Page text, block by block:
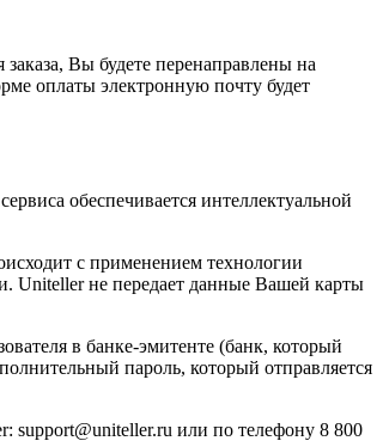
Вы будете перенаправлены на
оплаты электронную почту будет
обеспечивается интеллектуальной
с применением технологии
Uniteller не передает данные Вашей карты
в банке-эмитенте (банк, который
пароль, который отправляется
support@uniteller.ru или по телефону 8 800